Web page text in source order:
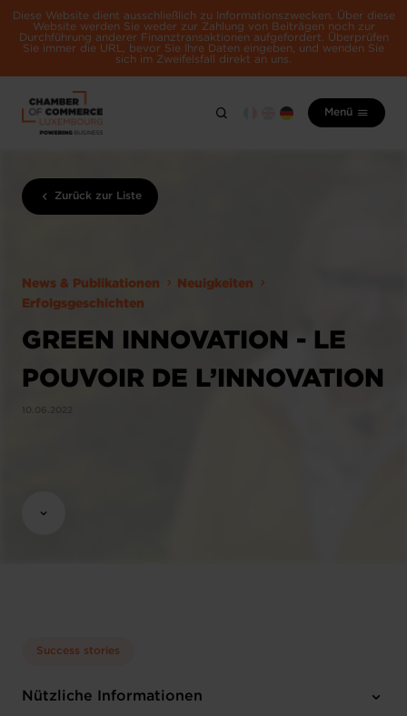
Diese Website dient ausschließlich zu Informationszwecken. Über diese
Website werden Sie weder zur Zahlung von Beiträgen noch zur
Durchführung anderer Finanztransaktionen aufgefordert. Überprüfen
Sie immer die URL, bevor Sie Ihre Daten eingeben, und wenden Sie
sich im Zweifelsfall direkt an uns.
Menü
Zurück zur Liste
News & Publikationen
Neuigkeiten
Erfolgsgeschichten
GREEN INNOVATION - LE
POUVOIR DE L’INNOVATION
10.06.2022
Success stories
Nützliche Informationen